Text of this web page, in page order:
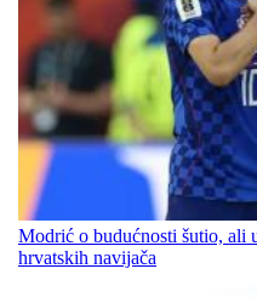
Modrić o budućnosti šutio, ali
hrvatskih navijača